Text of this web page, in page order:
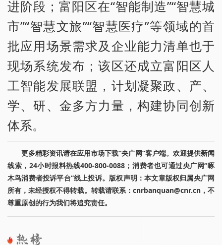
进阶段；富阳区在“智能制造”“智慧城
市”“智慧文旅”“智慧医疗”等领域的首
批应用场景需求及企业能力清单也于
现场系统发布；该区还成立富阳区人
工智能发展联盟，计划凝聚政、产、
学、研、金多方力量，构建协同创新
体系。
更多精彩资讯请在应用市场下载“央广网”客户端。欢迎提供新闻
线索，24小时报料热线400-800-0088；消费者也可通过央广网“啄
木鸟消费者投诉平台”线上投诉。版权声明：本文章版权归属央广网
所有，未经授权不得转载。转载请联系：cnrbanquan@cnr.cn，不
尊重原创的行为我们将追究责任。